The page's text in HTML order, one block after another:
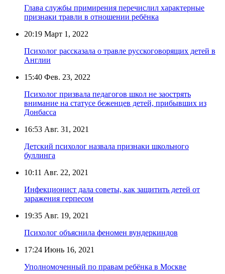
Глава службы примирения перечислил характерные
признаки травли в отношении ребёнка
20:19 Март 1, 2022
Психолог рассказала о травле русскоговорящих детей в
Англии
15:40 Фев. 23, 2022
Психолог призвала педагогов школ не заострять
внимание на статусе беженцев детей, прибывших из
Донбасса
16:53 Авг. 31, 2021
Детский психолог назвала признаки школьного
буллинга
10:11 Авг. 22, 2021
Инфекционист дала советы, как защитить детей от
заражения герпесом
19:35 Авг. 19, 2021
Психолог объяснила феномен вундеркиндов
17:24 Июнь 16, 2021
Уполномоченный по правам ребёнка в Москве